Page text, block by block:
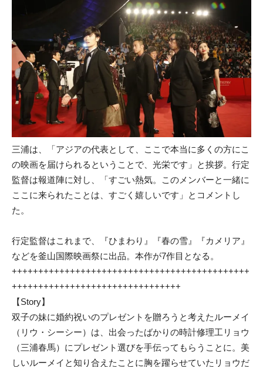
三浦は、「アジアの代表として、ここで本当に多くの方にこ
の映画を届けられるということで、光栄です」と挨拶。行定
監督は報道陣に対し、「すごい熱気。このメンバーと一緒に
ここに来られたことは、すごく嬉しいです」とコメントし
た。
行定監督はこれまで、『ひまわり』『春の雪』『カメリア』
などを釜山国際映画祭に出品。本作が7作目となる。
+++++++++++++++++++++++++++++++++++++++++++++
++++++++++++++++++++++++++++++++
【Story】
双子の妹に婚約祝いのプレゼントを贈ろうと考えたルーメイ
（リウ・シーシー）は、出会ったばかりの時計修理工リョウ
（三浦春馬）にプレゼント選びを手伝ってもらうことに。美
しいルーメイと知り合えたことに胸を躍らせていたリョウだ